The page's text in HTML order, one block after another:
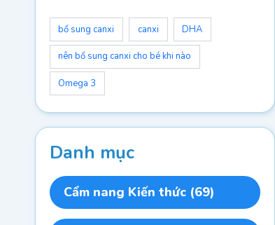
bổ sung canxi canxi DHA
nên bổ sung canxi cho bé khi nào
Omega 3
Danh mục
Cẩm nang Kiến thức(69)